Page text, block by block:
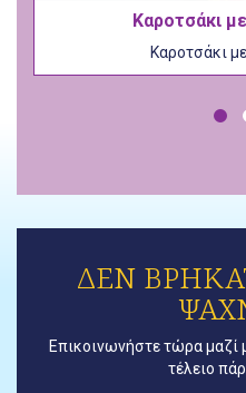
Καροτσάκι με
Καροτσάκι με
ΔΕΝ
Επικοινωνήστε τώρα μαζί
τέλειο